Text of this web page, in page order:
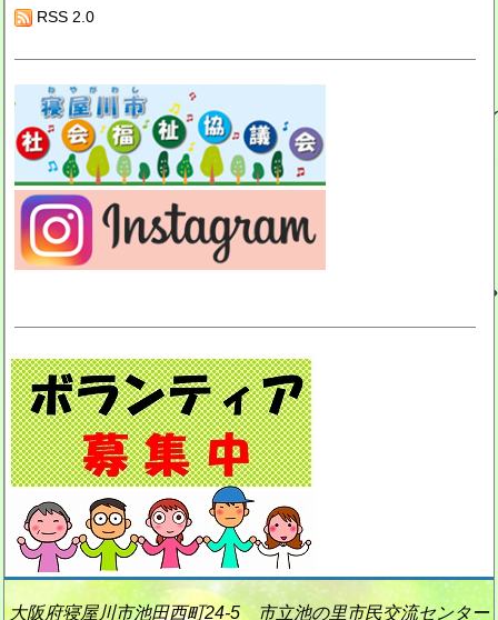
RSS 2.0
大阪府寝屋川市池田西町24-5 市立池の里市民交流センター